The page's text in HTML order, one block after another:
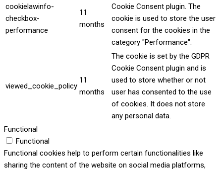
cookielawinfo-
checkbox-
performance
11
months
Cookie Consent plugin. The
cookie is used to store the user
consent for the cookies in the
category "Performance".
viewed_cookie_policy
11
months
The cookie is set by the GDPR
Cookie Consent plugin and is
used to store whether or not
user has consented to the use
of cookies. It does not store
any personal data.
Functional
Functional
Functional cookies help to perform certain functionalities like
sharing the content of the website on social media platforms,